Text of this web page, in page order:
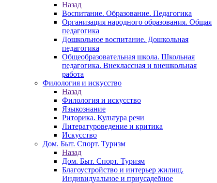
Назад
Воспитание. Образование. Педагогика
Организация народного образования. Общая
педагогика
Дошкольное воспитание. Дошкольная
педагогика
Общеобразовательная школа. Школьная
педагогика. Внеклассная и внешкольная
работа
Филология и искусство
Назад
Филология и искусство
Языкознание
Риторика. Культура речи
Литературоведение и критика
Искусство
Дом. Быт. Спорт. Туризм
Назад
Дом. Быт. Спорт. Туризм
Благоустройство и интерьер жилищ.
Индивидуальное и приусадебное